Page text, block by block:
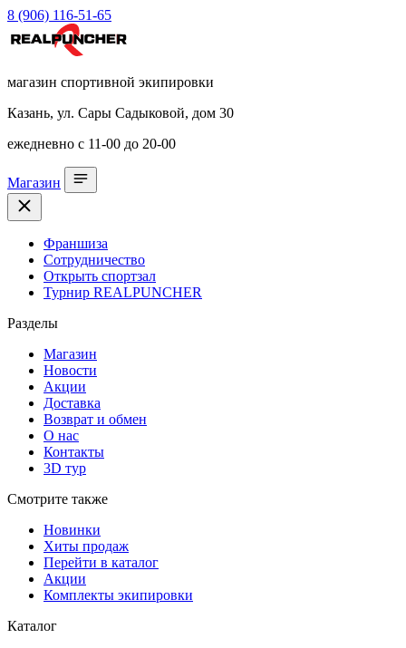
8 (906) 116-51-65
магазин спортивной экипировки
Казань, ул. Сары Садыковой, дом 30
ежедневно с 11-00 до 20-00
Магазин
Франшиза
Сотрудничество
Открыть спортзал
Турнир REALPUNCHER
Разделы
Магазин
Новости
Акции
Доставка
Возврат и обмен
О нас
Контакты
3D тур
Смотрите также
Новинки
Хиты продаж
Перейти в каталог
Акции
Комплекты экипировки
Каталог